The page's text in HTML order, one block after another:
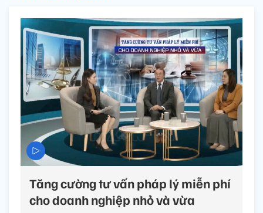
Tăng cường tư vấn pháp lý miễn phí
cho doanh nghiệp nhỏ và vừa